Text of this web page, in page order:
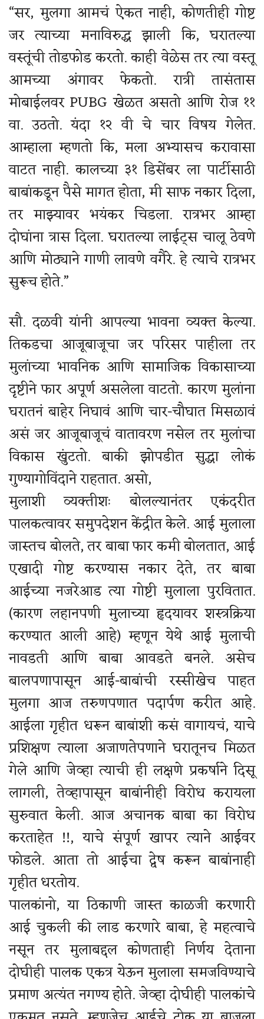
“सर, मुलगा आमचं ऐकत नाही, कोणतीही गोष्ट
जर त्याच्या मनाविरुद्ध झाली कि, घरातल्या
वस्तूंची तोडफोड करतो. काही वेळेस तर त्या वस्तू
आमच्या अंगावर फेकतो. रात्री तासंतास
मोबाईलवर PUBG खेळत असतो आणि रोज ११
वा. उठतो. यंदा १२ वी चे चार विषय गेलेत.
आम्हाला म्हणतो कि, मला अभ्यासच करावासा
वाटत नाही. कालच्या ३१ डिसेंबर ला पार्टीसाठी
बाबांकडून पैसे मागत होता, मी साफ नकार दिला,
तर माझ्यावर भयंकर चिडला. रात्रभर आम्हा
दोघांना त्रास दिला. घरातल्या लाईट्स चालू ठेवणे
आणि मोठ्याने गाणी लावणे वगैरे. हे त्याचे रात्रभर
सुरूच होते.”
सौ. दळवी यांनी आपल्या भावना व्यक्त केल्या.
तिकडचा आजूबाजूचा जर परिसर पाहीला तर
मुलांच्या भावनिक आणि सामाजिक विकासाच्या
दृष्टीने फार अपूर्ण असलेला वाटतो. कारण मुलांना
घरातनं बाहेर निघावं आणि चार-चौघात मिसळावं
असं जर आजूबाजूचं वातावरण नसेल तर मुलांचा
विकास खुंटतो. बाकी झोपडीत सुद्धा लोकं
गुण्यागोविंदाने राहतात. असो,
मुलाशी व्यक्तीशः बोलल्यानंतर एकंदरीत
पालकत्वावर समुपदेशन केंद्रीत केले. आई मुलाला
जास्तच बोलते, तर बाबा फार कमी बोलतात, आई
एखादी गोष्ट करण्यास नकार देते, तर बाबा
आईच्या नजरेआड त्या गोष्टी मुलाला पुरवितात.
(कारण लहानपणी मुलाच्या हृदयावर शस्त्रक्रिया
करण्यात आली आहे) म्हणून येथे आई मुलाची
नावडती आणि बाबा आवडते बनले. असेच
बालपणापासून आई-बाबांची रस्सीखेच पाहत
मुलगा आज तरुणपणात पदार्पण करीत आहे.
आईला गृहीत धरून बाबांशी कसं वागायचं, याचे
प्रशिक्षण त्याला अजाणतेपणाने घरातूनच मिळत
गेले आणि जेव्हा त्याची ही लक्षणे प्रकर्षाने दिसू
लागली, तेव्हापासून बाबांनीही विरोध करायला
सुरुवात केली. आज अचानक बाबा का विरोध
करताहेत !!, याचे संपूर्ण खापर त्याने आईवर
फोडले. आता तो आईचा द्वेष करून बाबांनाही
गृहीत धरतोय.
पालकांनो, या ठिकाणी जास्त काळजी करणारी
आई चुकली की लाड करणारे बाबा, हे महत्वाचे
नसून तर मुलाबद्दल कोणताही निर्णय देताना
दोघीही पालक एकत्र येऊन मुलाला समजविण्याचे
प्रमाण अत्यंत नगण्य होते. जेव्हा दोघीही पालकांचे